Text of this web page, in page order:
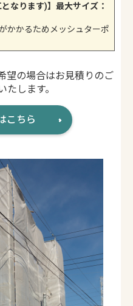
なります)】最大サイズ：
かかるためメッシュターポ
望の場合はお見積りのご
たします。
こちら